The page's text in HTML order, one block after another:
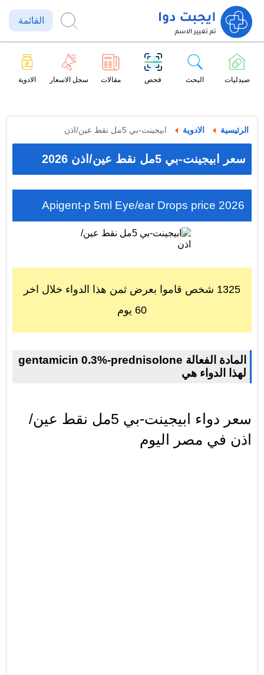
القائمة
صيدليات البحث فحص مقالات سجل الاسعار الادوية
الرئيسية الادوية ابيجينت-بي 5مل نقط عين/اذن
سعر ابيجينت-بي 5مل نقط عين/اذن 2026
Apigent-p 5ml Eye/ear Drops price 2026
1325 شخص قاموا بعرض ثمن هذا الدواء خلال اخر
60 يوم
gentamicin 0.3%-prednisolone المادة الفعالة
لهذا الدواء هي
سعر دواء ابيجينت-بي 5مل نقط عين/
اذن في مصر اليوم